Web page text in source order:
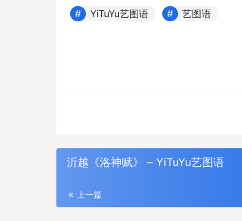
YiTuYu艺图语 艺图语
沂越《洛神赋》 – YiTuYu艺图语
上一篇